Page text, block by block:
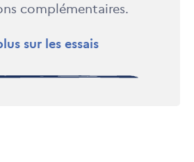
complémentaires.
sur les essais